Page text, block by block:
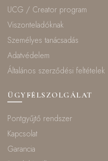
UCG / Creator program
Viszonteladóknak
Személyes tanácsadás
Adatvédelem
Általános szerződési feltételek
ÜGYFÉLSZOLGÁLAT
Pontgyűjtő rendszer
Kapcsolat
Garancia